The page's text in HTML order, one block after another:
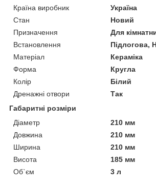
Країна виробник
Україна
Стан
Новий
Призначення
Для
Встановлення
Підлогова,
Матеріал
Кераміка
Форма
Кругла
Колір
Білий
Дренажні отвори
Так
Габаритні розміри
Діаметр
210 мм
Довжина
210 мм
Ширина
210 мм
Висота
185 мм
Об`єм
3 л